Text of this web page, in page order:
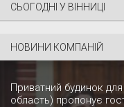
СЬОГОДНІ У ВІННИЦІ
НОВИНИ КОМПАНІЙ
Приватний будинок для
область) пропонує